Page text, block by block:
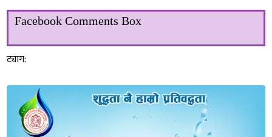
Facebook Comments Box
ट्याग: